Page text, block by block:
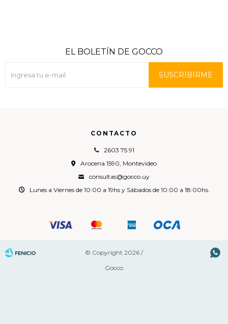
CONTACTO
2603 75 91
Arocena 1590, Montevideo
consultas@gocco.uy
Lunes a Viernes de 10:00 a 19hs y Sábados de 10:00 a 18:00hs.
EL BOLETÍN DE GOCCO
SUSCRIBIRME
© Copyright 2026 /
Gocco
